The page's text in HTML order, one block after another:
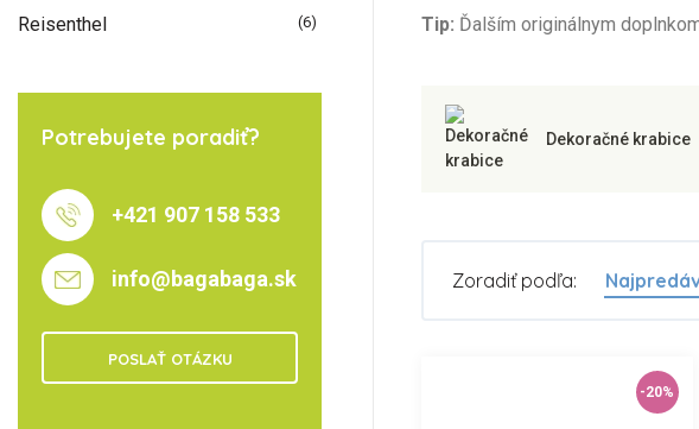
Reisenthel (6)
Potrebujete poradiť?
+421 907 158 533
info@bagabaga.sk
POSLAŤ OTÁZKU
Tip: Ďalším originálnym
Dekoračné krabice
Zoradiť podľa:
-20%